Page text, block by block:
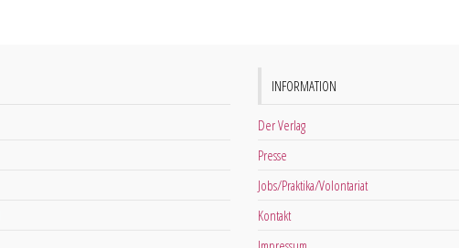
INFORMATION
Der Verlag
Presse
Jobs/Praktika/Volontariat
Kontakt